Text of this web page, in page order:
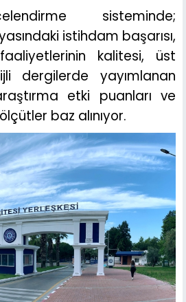
sisteminde;
istihdam başarısı,
kalitesi, üst
dergilerde yayımlanan
etki puanları ve
baz alınıyor.